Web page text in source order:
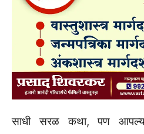
साधी सरळ कथा, पण आपल्या